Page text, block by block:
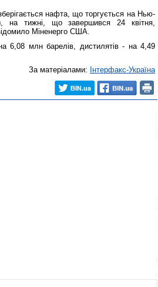
нафта, що торгується на Нью-
на тижні, що завершився 24 квітня,
Міненерго США.
6,08 млн барелів, дистилятів - на 4,49
За матеріалами: Інтерфакс-Україна